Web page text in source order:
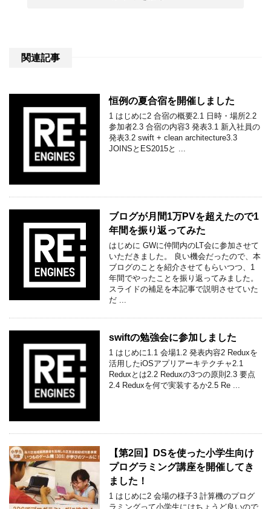
関連記事
恒例の夏合宿を開催しました
1 はじめに2 合宿の概要2.1 日時・場所2.2
参加者2.3 合宿の内容3 発表3.1 新入社員の
発表3.2 swift + clean architecture3.3
JOINSとES2015と ...
ブログが月間1万PVを超えたので1
年間を振り返ってみた
はじめに GWに仲間内のLT会に参加させて
いただきました。 良い機会だったので、本
ブログのことを紹介させてもらいつつ、1
年間でやったことを振り返ってみました。
スライドの補足を本記事で説明させていた
だ ...
swiftの勉強会に参加しました
1 はじめに1.1 会場1.2 発表内容2 Reduxを
活用したiOSアプリアーキテクチャ2.1
Reduxとは2.2 Reduxの3つの原則2.3 要点
2.4 Reduxを何で実装するか2.5 Re ...
【第2回】DSを使った小学生向け
プログラミング講座を開催してき
ました！
1 はじめに2 会場の様子3 計算機のプログ
ラミングって小学生にはちょうど良いので